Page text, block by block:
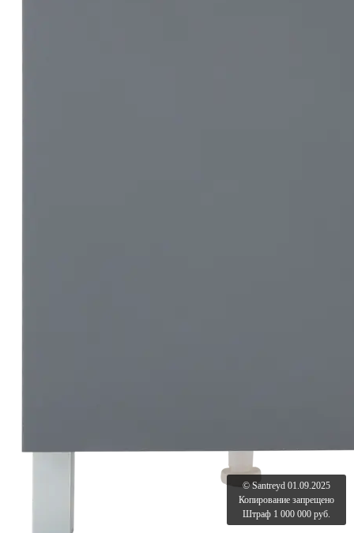
© Santreyd 01.09.2025
Копирование запрещено
Штраф 1 000 000 руб.